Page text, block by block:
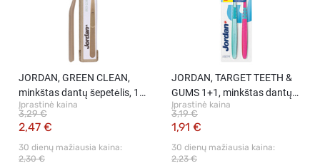
JORDAN, GREEN CLEAN,
minkštas dantų šepetėlis, 1
vnt.
Įprastinė kaina
2,47 €
3,29 €
30 dienų mažiausia kaina:
2,30 €
JORDAN, TARGET TEETH &
GUMS 1+1, minkštas dantų
šepetėlis, 1 vnt.
Įprastinė kaina
1,91 €
3,19 €
30 dienų mažiausia kaina:
2,23 €